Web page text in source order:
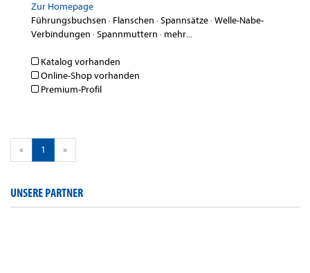
Zur Homepage
Führungsbuchsen · Flanschen ·Spannsätze·Welle-Nabe-
Verbindungen ·Spannmuttern · mehr...
Katalog vorhanden
Online-Shop vorhanden
Premium-Profil
« 1 »
UNSERE PARTNER